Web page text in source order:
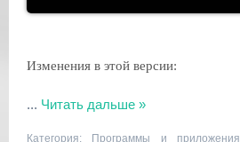
Изменения в этой версии:
... Читать дальше »
Категория: Программы и